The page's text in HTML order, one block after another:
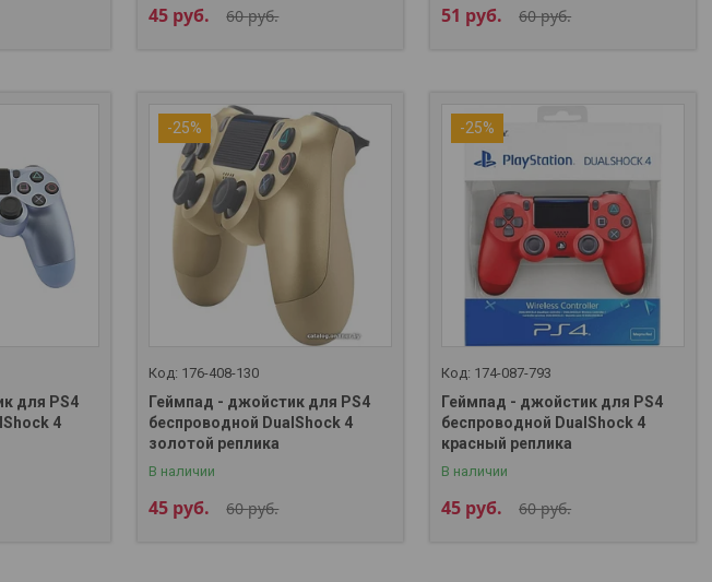
60руб.
45 руб. 60руб.
51 руб.
для PS4
4
-25%
176-408-130
Геймпад - джойстик для PS4
беспроводной DualShock 4
золотой реплика
В наличии
60руб.
45 руб.
-25%
174-087-793
Геймпад - джойстик для PS4
беспроводной DualShock 4
красный реплика
В наличии
60руб.
45 руб.